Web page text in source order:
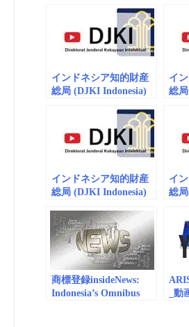
（
インドネシア知的財産
総局 (DJKI Indonesia)
イ
総
（
インドネシア知的財産
総局 (DJKI Indonesia)
（embedded/playlist）
イ
総
（
商標登録insideNews:
Indonesia’s Omnibus
_動